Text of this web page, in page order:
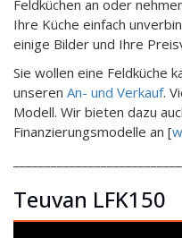
Feldküchen an oder
Ihre Küche einfach
einige Bilder und Ihre
Sie wollen eine Feldküche
unseren An- und Verkauf.
Modell. Wir bieten dazu
Finanzierungsmodelle an [
Teuvan LFK150